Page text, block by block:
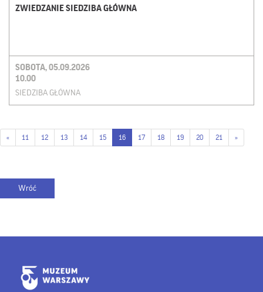
ZWIEDZANIE SIEDZIBA GŁÓWNA
SOBOTA, 05.09.2026
10.00
SIEDZIBA GŁÓWNA
« 11 12 13 14 15 16 17 18 19 20 21 »